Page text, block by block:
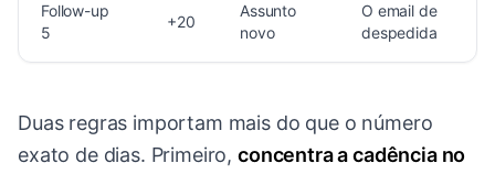
Follow-up
5
+20
Assunto
novo
O email de
despedida
Duas regras importam mais do que o número
exato de dias. Primeiro, concentra a cadência no